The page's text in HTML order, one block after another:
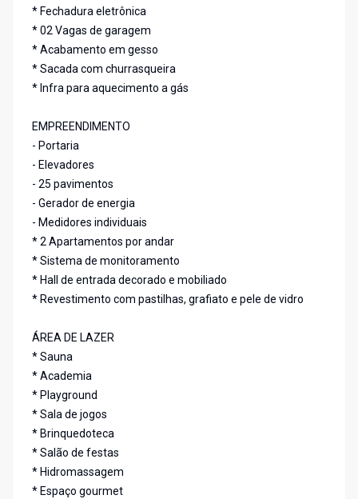
* Fechadura eletrônica
* 02 Vagas de garagem
* Acabamento em gesso
* Sacada com churrasqueira
* Infra para aquecimento a gás
EMPREENDIMENTO
- Portaria
- Elevadores
- 25 pavimentos
- Gerador de energia
- Medidores individuais
* 2 Apartamentos por andar
* Sistema de monitoramento
* Hall de entrada decorado e mobiliado
* Revestimento com pastilhas, grafiato e pele de vidro
ÁREA DE LAZER
* Sauna
* Academia
* Playground
* Sala de jogos
* Brinquedoteca
* Salão de festas
* Hidromassagem
* Espaço gourmet